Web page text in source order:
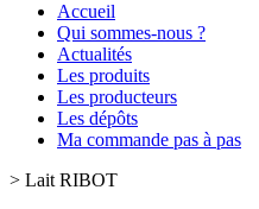
Accueil
Qui sommes-nous ?
Actualités
Les produits
Les producteurs
Les dépôts
Ma commande pas à pas
> Lait RIBOT